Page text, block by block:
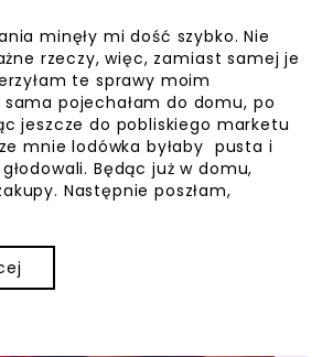
minęły mi dość szybko. Nie
rzeczy, więc, zamiast samej je
te sprawy moim
pojechałam do domu, po
jeszcze do pobliskiego marketu
mnie lodówka byłaby pusta i
Będąc już w domu,
Następnie poszłam,